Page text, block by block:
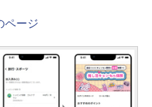
ページ